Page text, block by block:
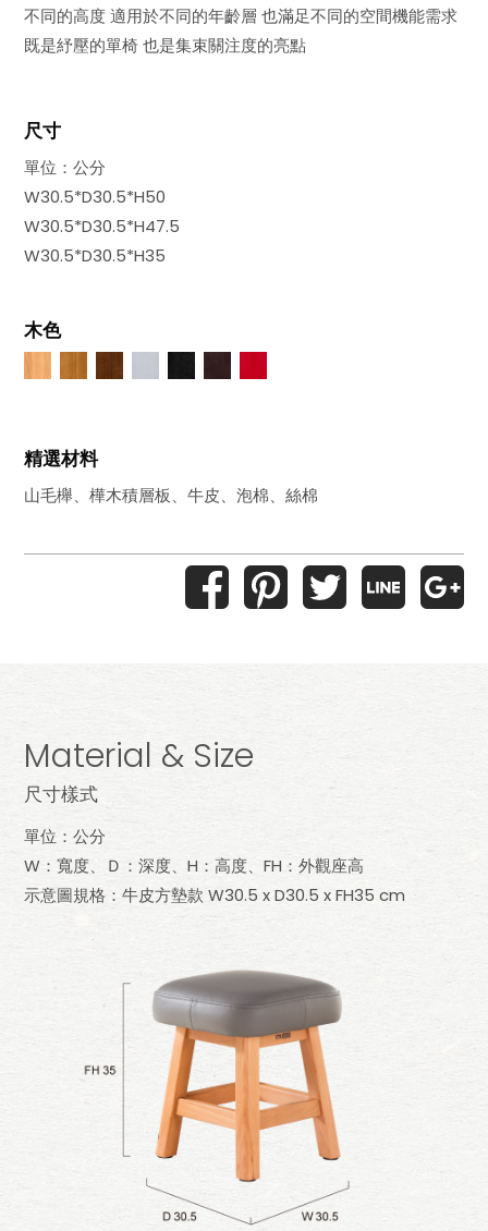
不同的高度 適用於不同的年齡層 也滿足不同的空間機能需求
既是紓壓的單椅 也是集束關注度的亮點
尺寸
單位：公分
W30.5*D30.5*H50
W30.5*D30.5*H47.5
W30.5*D30.5*H35
木色
精選材料
山毛櫸、樺木積層板、牛皮、泡棉、絲棉
Material & Size
尺寸樣式
單位：公分
W：寬度、Ｄ：深度、H：高度、FH：外觀座高
示意圖規格：牛皮方墊款 W30.5 x D30.5 x FH35 cm